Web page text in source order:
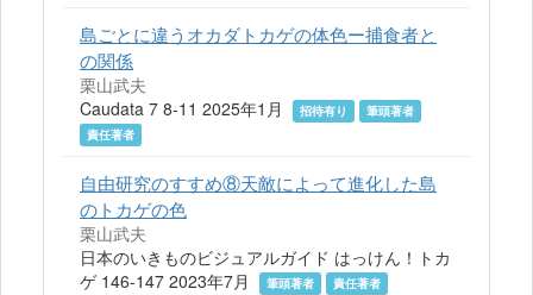
島ごとに違うオカダトカゲの体色ー捕食者と
の関係
栗山武夫
Caudata 7 8-11 2025年1月
招待有り
筆頭著者
責任著者
自由研究のすすめ⑧天敵によって進化した島
のトカゲの色
栗山武夫
日本のいきものビジュアルガイド はっけん！トカ
ゲ 146-147 2023年7月
筆頭著者 責任著者